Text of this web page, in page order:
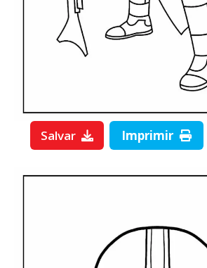
Salvar Imprimir